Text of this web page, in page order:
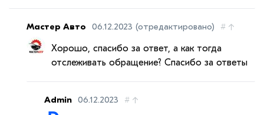
Мастер Авто 06.12.2023 (отредактировано) # ↑
Хорошо, спасибо за ответ, а как тогда
отслеживать обращение? Спасибо за ответы
Admin 06.12.2023 # ↑